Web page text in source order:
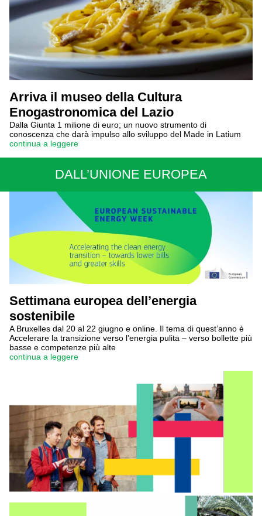
Arriva il museo della Cultura
Enogastronomica del Lazio
Dalla Giunta 1 milione di euro; un nuovo strumento di
conoscenza che darà impulso allo sviluppo del Made in Latium
continua a leggere
DALL’UNIONE EUROPEA
Settimana europea dell’energia
sostenibile
A Bruxelles dal 20 al 22 giugno e online. Il tema di quest’anno è
Accelerare la transizione verso l’energia pulita – verso bollette più
basse e competenze più alte
continua a leggere